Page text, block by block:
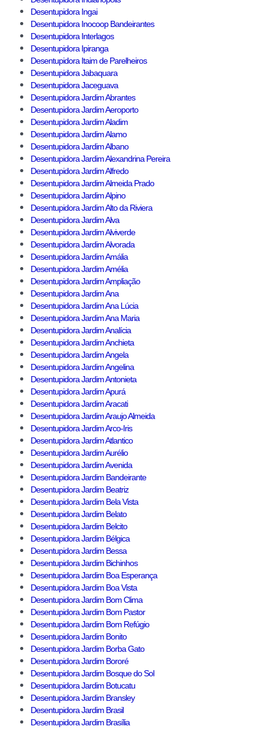
Desentupidora Ingai
Desentupidora Inocoop Bandeirantes
Desentupidora Interlagos
Desentupidora Ipiranga
Desentupidora Itaim de Parelheiros
Desentupidora Jabaquara
Desentupidora Jaceguava
Desentupidora Jardim Abrantes
Desentupidora Jardim Aeroporto
Desentupidora Jardim Aladim
Desentupidora Jardim Alamo
Desentupidora Jardim Albano
Desentupidora Jardim Alexandrina Pereira
Desentupidora Jardim Alfredo
Desentupidora Jardim Almeida Prado
Desentupidora Jardim Alpino
Desentupidora Jardim Alto da Riviera
Desentupidora Jardim Alva
Desentupidora Jardim Alviverde
Desentupidora Jardim Alvorada
Desentupidora Jardim Amália
Desentupidora Jardim Amélia
Desentupidora Jardim Ampliação
Desentupidora Jardim Ana
Desentupidora Jardim Ana Lúcia
Desentupidora Jardim Ana Maria
Desentupidora Jardim Analícia
Desentupidora Jardim Anchieta
Desentupidora Jardim Angela
Desentupidora Jardim Angelina
Desentupidora Jardim Antonieta
Desentupidora Jardim Apurá
Desentupidora Jardim Aracati
Desentupidora Jardim Araujo Almeida
Desentupidora Jardim Arco-Iris
Desentupidora Jardim Atlantico
Desentupidora Jardim Aurélio
Desentupidora Jardim Avenida
Desentupidora Jardim Bandeirante
Desentupidora Jardim Beatriz
Desentupidora Jardim Bela Vista
Desentupidora Jardim Belato
Desentupidora Jardim Belcito
Desentupidora Jardim Bélgica
Desentupidora Jardim Bessa
Desentupidora Jardim Bichinhos
Desentupidora Jardim Boa Esperança
Desentupidora Jardim Boa Vista
Desentupidora Jardim Bom Clima
Desentupidora Jardim Bom Pastor
Desentupidora Jardim Bom Refúgio
Desentupidora Jardim Bonito
Desentupidora Jardim Borba Gato
Desentupidora Jardim Bororé
Desentupidora Jardim Bosque do Sol
Desentupidora Jardim Botucatu
Desentupidora Jardim Bransley
Desentupidora Jardim Brasil
Desentupidora Jardim Brasília